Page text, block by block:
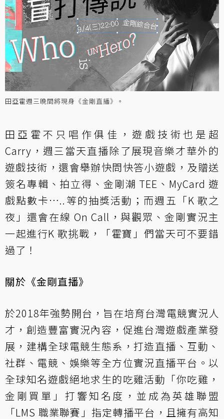
田亞霍週三晚間將現身《金剛直播》。
田亞霍不只唱作俱佳，遊戲技術也是超
Carry，週三當天直播除了展現音樂才華外的
遊戲技術，還會舉辦快問快答小遊戲，及贈送
簽名專輯、拍立得、金剛潮 TEE、MyCard 遊
戲點數卡…..等的抽獎活動；而週五「K 歌之
夜」還會在線 On Call，與觀眾、金剛實況主
一起進行K 歌挑戰，「霍寶」們當天可不要錯
過了！
關於《金剛直播》
於2018年強勢開台，旨在培育台灣電競實況人
才，創造豐富實況內容，促進台灣遊戲產業發
展，建構全球電競生態系，打造直播、互動、
社群、電競、娛樂等全方位實況直播平台。以
全球知名遊戲絕地求生的吃雞活動「你吃雞，
金剛買單」打響知名度，並成為英雄聯盟
「LMS 職業聯賽」指定轉播平台，且擁有高知